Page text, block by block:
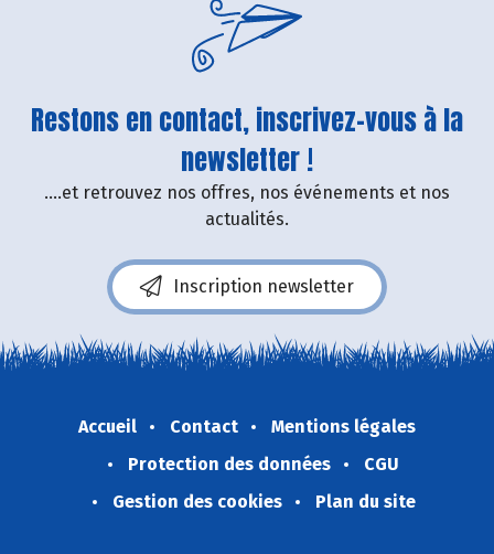
Restons en contact, inscrivez-vous à la
newsletter !
....et retrouvez nos offres, nos événements et nos
actualités.
Inscription newsletter
Accueil Contact
Mentions légales
Protection des données
CGU
Gestion des cookies
Plan du site